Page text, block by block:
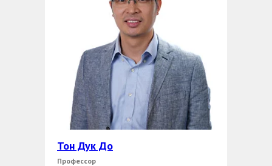
Тон Дук До
Профессор